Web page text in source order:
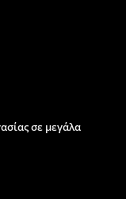
σε μεγάλα